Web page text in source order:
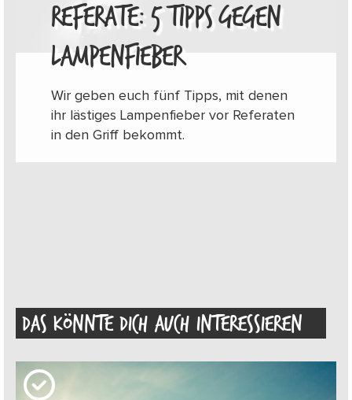
REFERATE: 5 TIPPS GEGEN
LAMPENFIEBER
Wir geben euch fünf Tipps, mit denen
ihr lästiges Lampenfieber vor Referaten
in den Griff bekommt.
DAS KÖNNTE DICH AUCH INTERESSIEREN